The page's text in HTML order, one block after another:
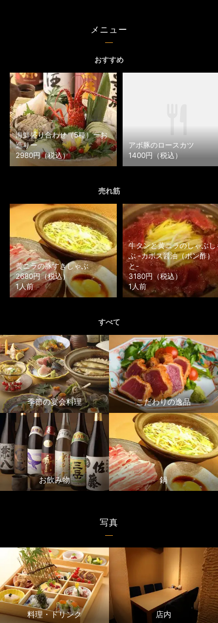
メニュー
おすすめ
海鮮盛り合わせ（5種）ーお
造りー
2980円（税込）
アボ豚のロースカツ
1400円（税込）
売れ筋
黄ニラの豚すきしゃぶ
2680円（税込）
1人前
牛タンと黄ニラのしゃぶし
ぶ -カボス醤油（ポン酢）
と-
3180円（税込）
1人前
すべて
季節の宴会料理 こだわりの逸品
お飲み物 鍋
写真
料理・ドリンク 店内